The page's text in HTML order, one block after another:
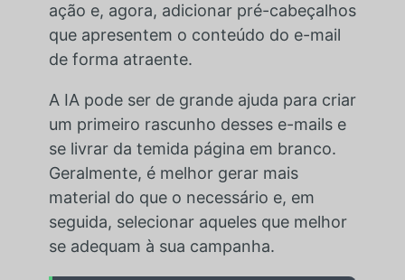
ação e, agora, adicionar pré-cabeçalhos
que apresentem o conteúdo do e-mail
de forma atraente.
A IA pode ser de grande ajuda para criar
um primeiro rascunho desses e-mails e
se livrar da temida página em branco.
Geralmente, é melhor gerar mais
material do que o necessário e, em
seguida, selecionar aqueles que melhor
se adequam à sua campanha.